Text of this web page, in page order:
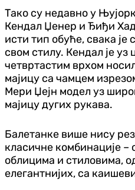
Тако су недавно у
Кендал Џенер и Ђиђи
исти тип обуће, свака је
свом стилу. Кендал је уз
четвртастим врхом
мајицу са чамцем
Мери Џејн модел уз
мајицу дугих рукава.
Балетанке више нису
класичне комбинације –
облицима и стиловима,
елегантнијих, са